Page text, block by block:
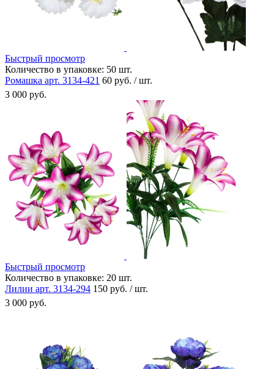
Быстрый просмотр
Количество в упаковке: 50 шт.
Ромашка арт. 3134-421 60 руб. / шт.
3 000 руб.
Быстрый просмотр
Количество в упаковке: 20 шт.
Лилии арт. 3134-294 150 руб. / шт.
3 000 руб.